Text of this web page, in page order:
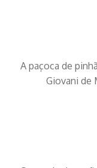
A paçoca de
Giovani de